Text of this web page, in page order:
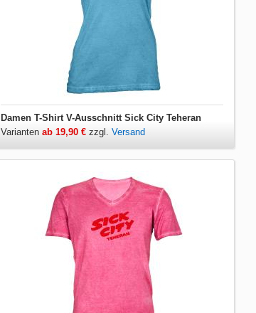
Damen T-Shirt V-Ausschnitt Sick City Teheran
Variantenab 19,90 € zzgl.Versand